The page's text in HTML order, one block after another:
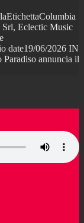
Eclectic Music
date19/06/2026 IN
annuncia il